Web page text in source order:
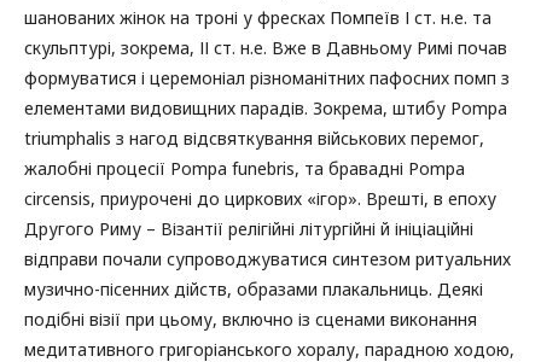
шанованих жінок на троні у фресках Помпеїв І ст. н.е. та
скульптурі, зокрема, ІІ ст. н.е. Вже в Давньому Римі почав
формуватися і церемоніал різноманітних пафосних помп з
елементами видовищних парадів. Зокрема, штибу Pompa
triumphalis з нагод відсвяткування військових перемог,
жалобні процесії Pompa funebris, та бравадні Рompa
circensis, приурочені до циркових «ігор». Врешті, в епоху
Другого Риму – Візантії релігійні літургійні й ініціаційні
відправи почали супроводжуватися синтезом ритуальних
музично-пісенних дійств, образами плакальниць. Деякі
подібні візії при цьому, включно із сценами виконання
медитативного григоріанського хоралу, парадною ходою,